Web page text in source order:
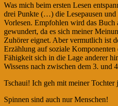
Was mich beim ersten Lesen
drei Punkte (…) die Lesepausen und
Vorlesen. Empfohlen wird das Buch
gewundert, da es sich meiner
Zuhörer eignet. Aber vermutlich ist
Erzählung auf soziale
Fähigkeit sich in die Lage anderer
Wissens nach zwischen dem 3. und
Tschaui! Ich geh mit meiner Tochter
Spinnen sind auch nur Menschen!